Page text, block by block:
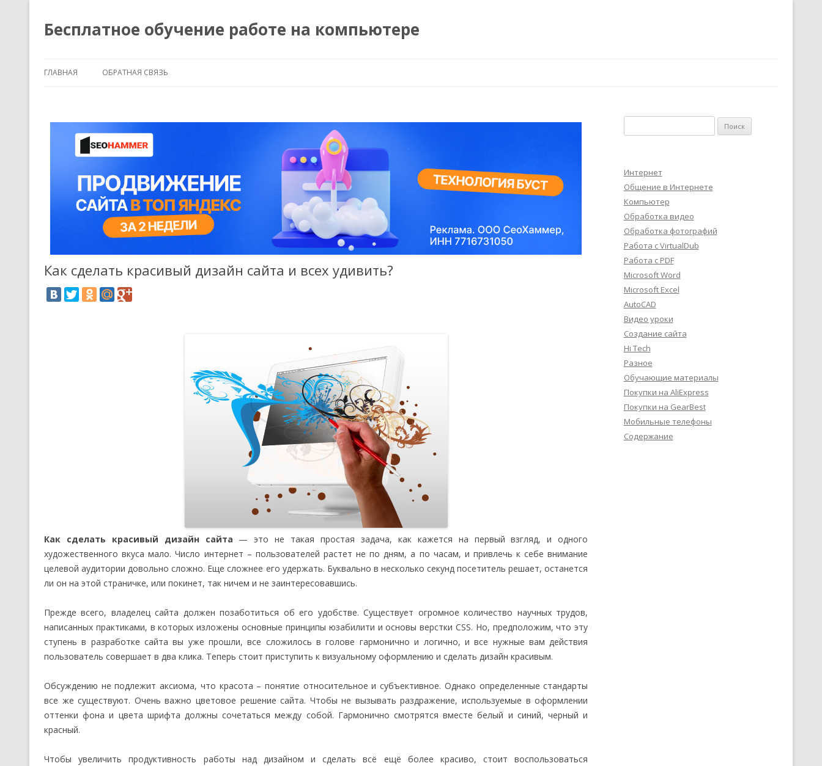
Бесплатное обучение работе на компьютере
ГЛАВНАЯ ОБРАТНАЯ СВЯЗЬ
Как сделать красивый дизайн сайта и всех удивить?
Как сделать красивый дизайн сайта — это не такая простая задача, как кажется на первый взгляд, и одного
художественного вкуса мало. Число интернет – пользователей растет не по дням, а по часам, и привлечь к себе внимание
целевой аудитории довольно сложно. Еще сложнее его удержать. Буквально в несколько секунд посетитель решает, останется
ли он на этой страничке, или покинет, так ничем и не заинтересовавшись.
Прежде всего, владелец сайта должен позаботиться об его удобстве. Существует огромное количество научных трудов,
написанных практиками, в которых изложены основные принципы юзабилити и основы верстки CSS. Но, предположим, что эту
ступень в разработке сайта вы уже прошли, все сложилось в голове гармонично и логично, и все нужные вам действия
пользователь совершает в два клика. Теперь стоит приступить к визуальному оформлению и сделать дизайн красивым.
Обсуждению не подлежит аксиома, что красота – понятие относительное и субъективное. Однако определенные стандарты
все же существуют. Очень важно цветовое решение сайта. Чтобы не вызывать раздражение, используемые в оформлении
оттенки фона и цвета шрифта должны сочетаться между собой. Гармонично смотрятся вместе белый и синий, черный и
красный.
Чтобы увеличить продуктивность работы над дизайном и сделать всё ещё более красиво, стоит воспользоваться
Интернет
Общение в Интернете
Компьютер
Обработка видео
Обработка фотографий
Работа с VirtualDub
Работа с PDF
Microsoft Word
Microsoft Excel
AutoCAD
Видео уроки
Создание сайта
Hi Tech
Разное
Обучающие материалы
Покупки на AliExpress
Покупки на GearBest
Мобильные телефоны
Содержание